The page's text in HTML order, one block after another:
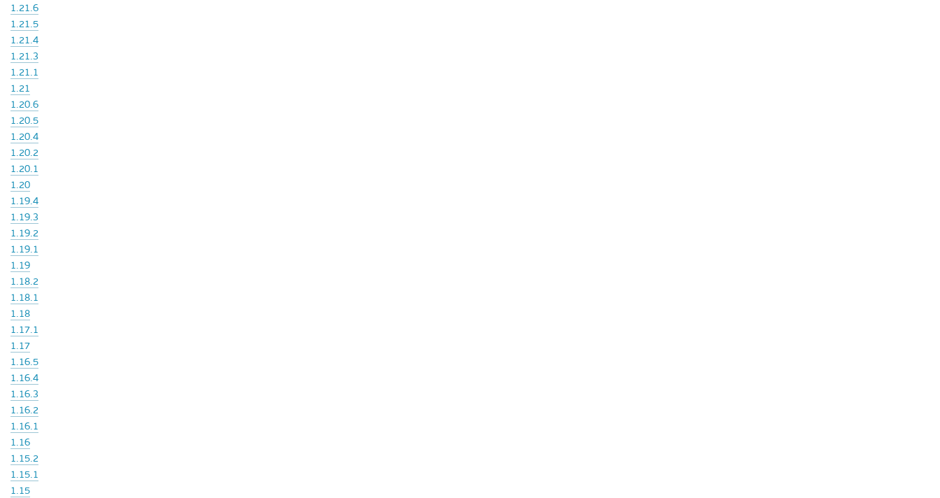
1.21.6
1.21.5
1.21.4
1.21.3
1.21.1
1.21
1.20.6
1.20.5
1.20.4
1.20.2
1.20.1
1.20
1.19.4
1.19.3
1.19.2
1.19.1
1.19
1.18.2
1.18.1
1.18
1.17.1
1.17
1.16.5
1.16.4
1.16.3
1.16.2
1.16.1
1.16
1.15.2
1.15.1
1.15